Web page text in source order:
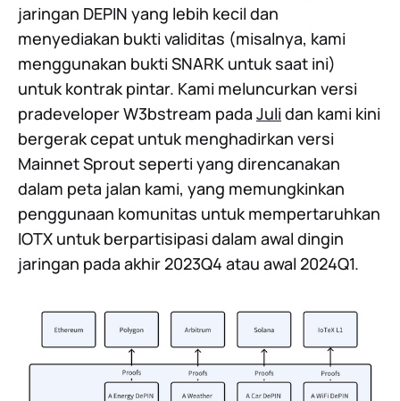
jaringan DEPIN yang lebih kecil dan
menyediakan bukti validitas (misalnya, kami
menggunakan bukti SNARK untuk saat ini)
untuk kontrak pintar. Kami meluncurkan versi
pradeveloper W3bstream pada Juli dan kami kini
bergerak cepat untuk menghadirkan versi
Mainnet Sprout seperti yang direncanakan
dalam peta jalan kami, yang memungkinkan
penggunaan komunitas untuk mempertaruhkan
IOTX untuk berpartisipasi dalam awal dingin
jaringan pada akhir 2023Q4 atau awal 2024Q1.